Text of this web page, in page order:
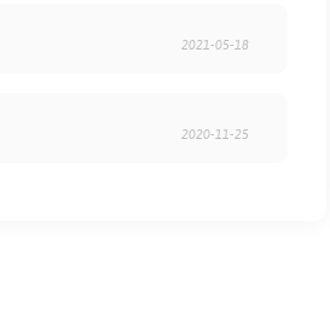
2021-05-18
2020-11-25